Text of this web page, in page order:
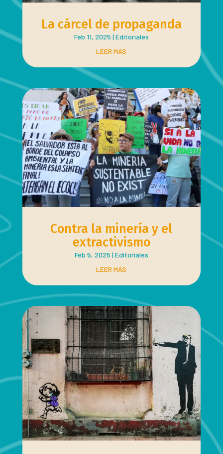
La cárcel de propaganda
Feb 11, 2025 | Editoriales
LEER MÁS
Contra la minería y el
extractivismo
Feb 5, 2025 | Editoriales
LEER MÁS